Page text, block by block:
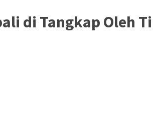
di Tangkap Oleh